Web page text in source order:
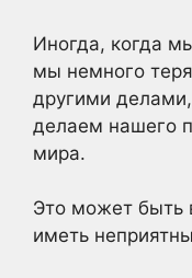
Иногда, когда
мы немного
другими
делаем нашего
мира.
Это может быть
иметь